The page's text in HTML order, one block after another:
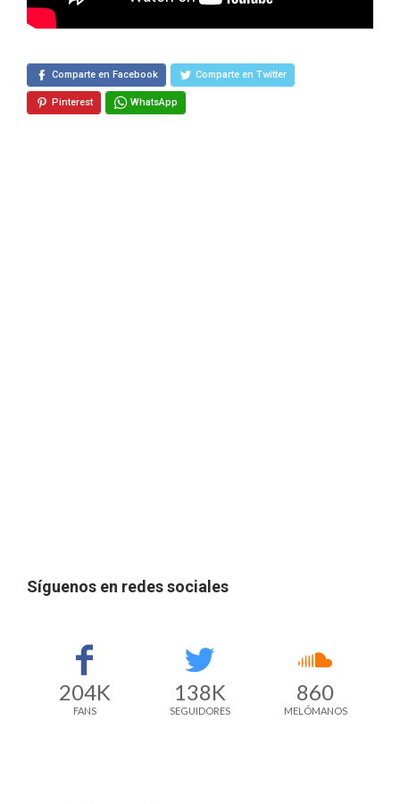
Comparte en Facebook Comparte en Twitter
Pinterest WhatsApp
Síguenos en redes sociales
204K
FANS
138K
SEGUIDORES
860
MELÓMANOS